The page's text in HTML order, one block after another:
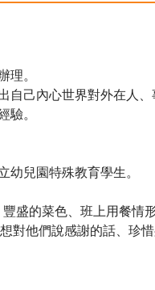
。
己內心世界對外在人
。
兒園特殊教育學生。
盛的菜色、班上用餐
對他們說感謝的話、珍